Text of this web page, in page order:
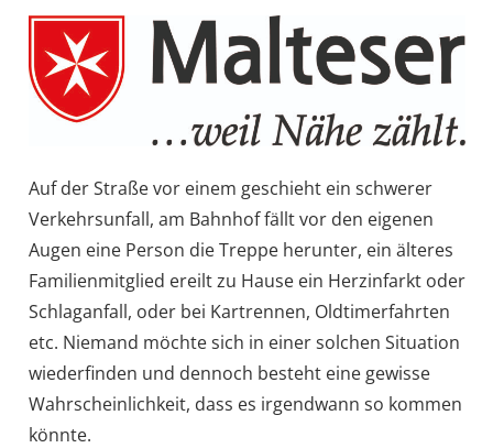
Auf der Straße vor einem geschieht ein schwerer
Verkehrsunfall, am Bahnhof fällt vor den eigenen
Augen eine Person die Treppe herunter, ein älteres
Familienmitglied ereilt zu Hause ein Herzinfarkt oder
Schlaganfall, oder bei Kartrennen, Oldtimerfahrten
etc. Niemand möchte sich in einer solchen Situation
wiederfinden und dennoch besteht eine gewisse
Wahrscheinlichkeit, dass es irgendwann so kommen
könnte.